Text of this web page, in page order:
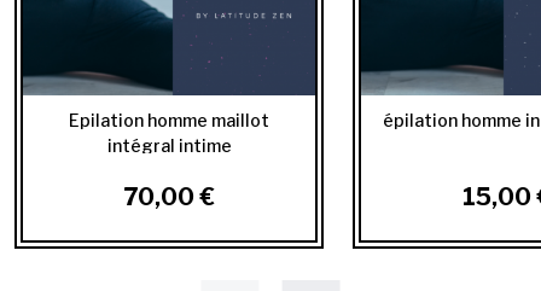
Epilation homme maillot
intégral intime
70,00 €
épilation homme
15,00